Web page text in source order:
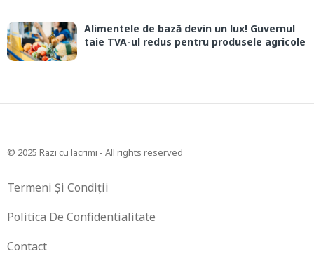
Alimentele de bază devin un lux! Guvernul
taie TVA-ul redus pentru produsele agricole
© 2025 Razi cu lacrimi - All rights reserved
Termeni Și Condiții
Politica De Confidentialitate
Contact